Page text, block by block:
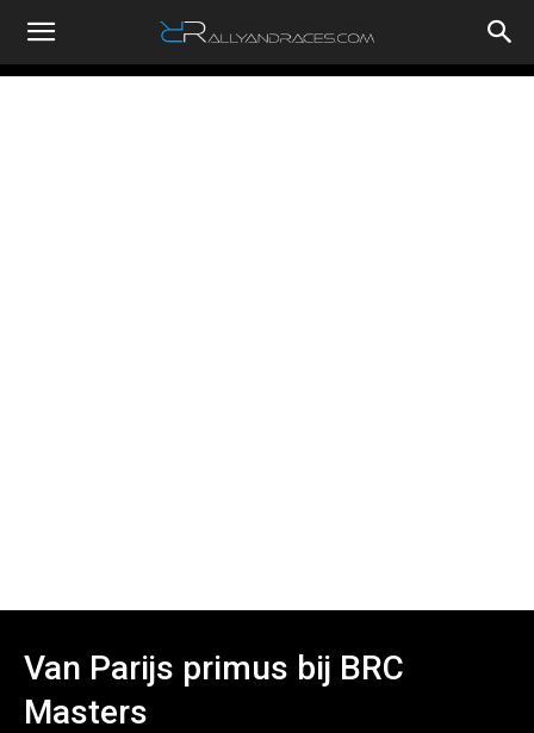
RallyandRaces.com
Van Parijs primus bij BRC
Masters